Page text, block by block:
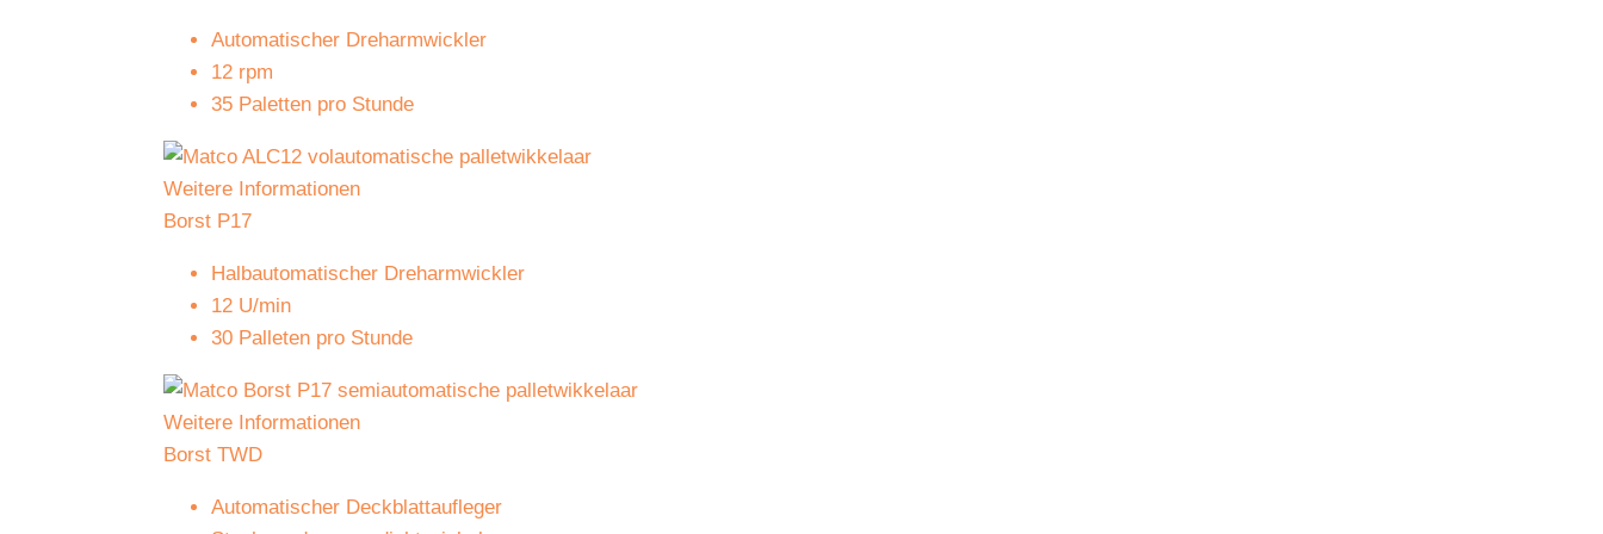
Automatischer Dreharmwickler
12 rpm
35 Paletten pro Stunde
Weitere Informationen
Borst P17
Halbautomatischer Dreharmwickler
12 U/min
30 Palleten pro Stunde
Weitere Informationen
Borst TWD
Automatischer Deckblattaufleger